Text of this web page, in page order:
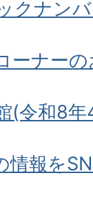
クナン
ーナー
(令和8
情報を